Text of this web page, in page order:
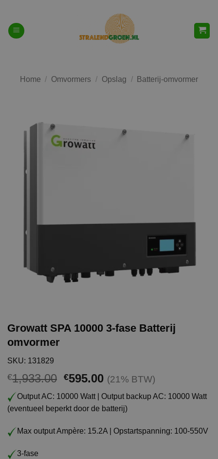
inhoud
Home / Omvormers / Opslag / Batterij-omvormer
Growatt SPA 10000 3-fase Batterij
omvormer
SKU: 131829
€1,933.00 Oorspronkelijke
was:
€1,933.00.
€595.00Huidige
is:
€595.00.
(21% BTW)
Output AC: 10000 Watt | Output backup AC: 10000 Watt
(eventueel beperkt door de batterij)
Max output Ampère: 15.2A | Opstartspanning: 100-550V
3-fase